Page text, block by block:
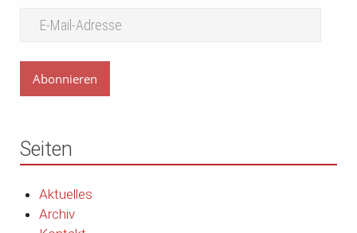
Abonnieren
Seiten
Aktuelles
Archiv